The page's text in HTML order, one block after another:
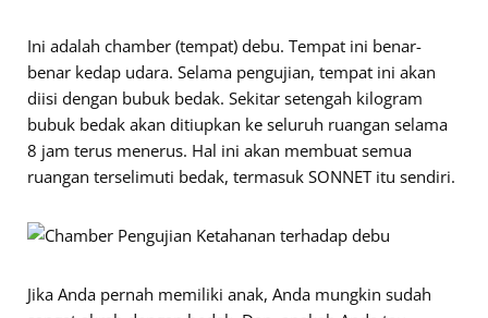
Ini adalah chamber (tempat) debu. Tempat ini benar-
benar kedap udara. Selama pengujian, tempat ini akan
diisi dengan bubuk bedak. Sekitar setengah kilogram
bubuk bedak akan ditiupkan ke seluruh ruangan selama
8 jam terus menerus. Hal ini akan membuat semua
ruangan terselimuti bedak, termasuk SONNET itu sendiri.
Jika Anda pernah memiliki anak, Anda mungkin sudah